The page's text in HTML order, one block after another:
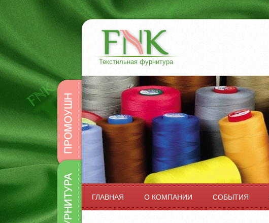
Промоушн
Фурнитура
Текстильная фурнитура
ГЛАВНАЯ О КОМПАНИИ СОБЫТИЯ